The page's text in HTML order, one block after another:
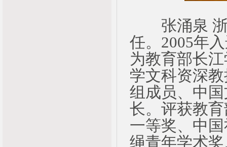
张涌泉 浙
任。2005年
为教育部长
学文科资深
组成员、中
长。评获教
一等奖、中
绳青年学术